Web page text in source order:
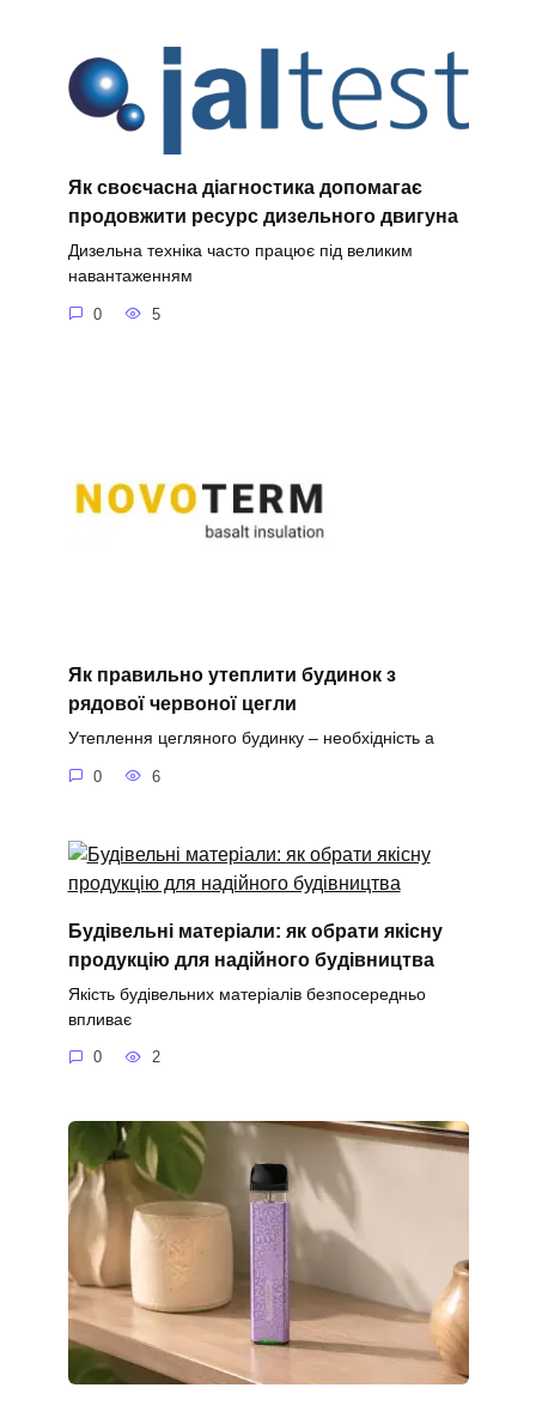
Як своєчасна діагностика допомагає
продовжити ресурс дизельного двигуна
Дизельна техніка часто працює під великим
навантаженням
0 5
Як правильно утеплити будинок з
рядової червоної цегли
Утеплення цегляного будинку – необхідність а
0 6
Будівельні матеріали: як обрати якісну
продукцію для надійного будівництва
Якість будівельних матеріалів безпосередньо
впливає
0 2